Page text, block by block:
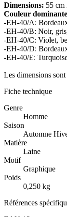
Dimensions: 55 cm
Couleur
-EH-40/A:
-EH-40/B: Noir,
-EH-40/C: Violet,
-EH-40/D:
-EH-40/E:
Les dimensions
Fiche technique
Genre
Homme
Saison
Automne
Matière
Laine
Motif
Graphique
Poids
0,250 kg
Références